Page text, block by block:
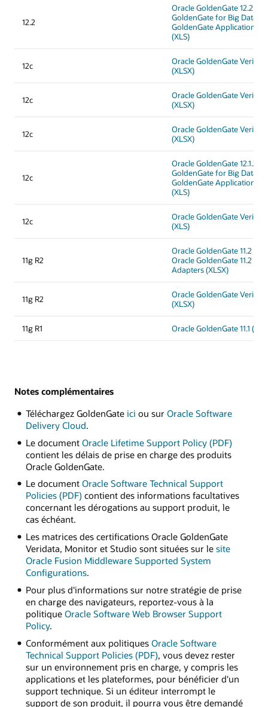
12.2
Oracle GoldenGate 12.2,
GoldenGate for Big Data et
GoldenGate Application
(XLS)
12c
Oracle GoldenGate Veridata
(XLSX)
12c
Oracle GoldenGate Veridata
(XLSX)
12c
Oracle GoldenGate Veridata
(XLSX)
12c
Oracle GoldenGate 12.1.2,
GoldenGate for Big Data et
GoldenGate Application
(XLS)
12c
Oracle GoldenGate Veridata
(XLS)
11g R2
Oracle GoldenGate 11.2
Oracle GoldenGate 11.2
Adapters (XLSX)
11g R2
Oracle GoldenGate Veridata
(XLSX)
11g R1 Oracle GoldenGate 11.1
Notes complémentaires
Téléchargez GoldenGate ici ou sur Oracle Software
Delivery Cloud.
Le document Oracle Lifetime Support Policy (PDF)
contient les délais de prise en charge des produits
Oracle GoldenGate.
Le document Oracle Software Technical Support
Policies (PDF) contient des informations facultatives
concernant les dérogations au support produit, le
cas échéant.
Les matrices des certifications Oracle GoldenGate
Veridata, Monitor et Studio sont situées sur le site
Oracle Fusion Middleware Supported System
Configurations.
Pour plus d'informations sur notre stratégie de prise
en charge des navigateurs, reportez-vous à la
politique Oracle Software Web Browser Support
Policy.
Conformément aux politiques Oracle Software
Technical Support Policies (PDF), vous devez rester
sur un environnement pris en charge, y compris les
applications et les plateformes, pour bénéficier d'un
support technique. Si un éditeur interrompt le
support de son produit, il pourra vous être demandé